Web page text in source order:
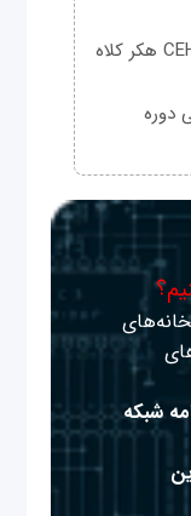
ماهنامه شبکه منتشر کرد: کتاب CEH هکر کلاه
دوره
شبکه